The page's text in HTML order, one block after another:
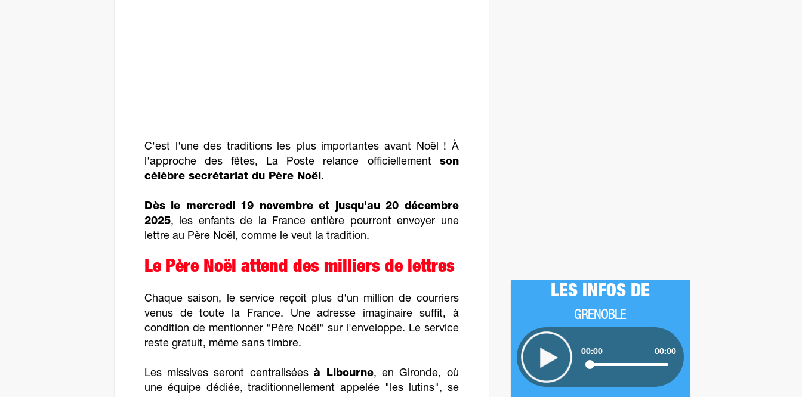
C'est l'une des traditions les plus importantes avant Noël ! À
l'approche des fêtes, La Poste relance officiellement son
célèbre secrétariat du Père Noël.
Dès le mercredi 19 novembre et jusqu'au 20 décembre
2025, les enfants de la France entière pourront envoyer une
lettre au Père Noël, comme le veut la tradition.
Le Père Noël attend des milliers de lettres
Chaque saison, le service reçoit plus d'un million de courriers
venus de toute la France. Une adresse imaginaire suffit, à
condition de mentionner "Père Noël" sur l'enveloppe. Le service
reste gratuit, même sans timbre.
Les missives seront centralisées à Libourne, en Gironde, où
une équipe dédiée, traditionnellement appelée "les lutins", se
LES INFOS DE
GRENOBLE
00:00 00:00